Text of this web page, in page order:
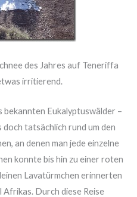
des Jahres auf Teneriffa
irritierend.
Eukalyptuswälder –
tatsächlich rund um den
an denen man jede einzelne
konnte bis hin zu einer roten
Lavatürmchen erinnerten
Afrikas. Durch diese Reise